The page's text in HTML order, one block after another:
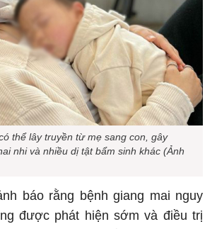
thể lây truyền từ mẹ sang con, gây
nhi và nhiều dị tật bẩm sinh khác (Ảnh
báo rằng bệnh giang mai nguy
được phát hiện sớm và điều trị